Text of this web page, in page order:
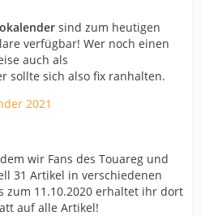
sind zum heutigen
verfügbar! Wer noch einen
auch als
sollte sich also fix ranhalten.
2021
wir Fans des Touareg und
31 Artikel in verschiedenen
zum 11.10.2020 erhaltet ihr dort
auf alle Artikel!